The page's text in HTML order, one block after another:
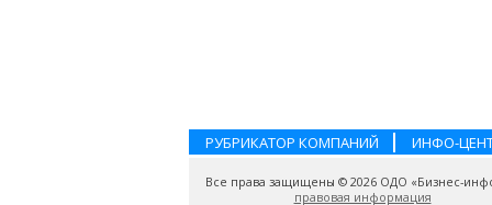
РУБРИКАТОР КОМПАНИЙ ИНФО-
Все права защищены © 2026 ОДО «Бизнес-
правовая информация